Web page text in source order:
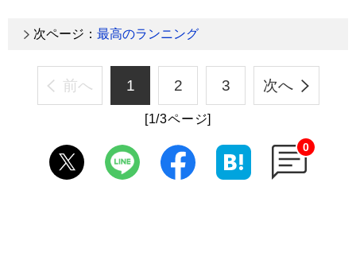
次ページ： 最高のランニング
前へ 1 2 3 次へ
[1/3ページ]
0